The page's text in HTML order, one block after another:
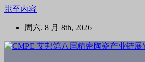
跳至内容
周六. 8 月 8th, 2026